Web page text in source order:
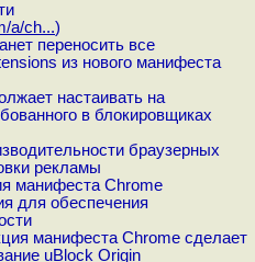
a/ch...)
переносить все
из нового манифеста
настаивать на
в блокировщиках
браузерных
рекламы
манифеста Chrome
для обеспечения
манифеста Chrome сделает
uBlock Origin